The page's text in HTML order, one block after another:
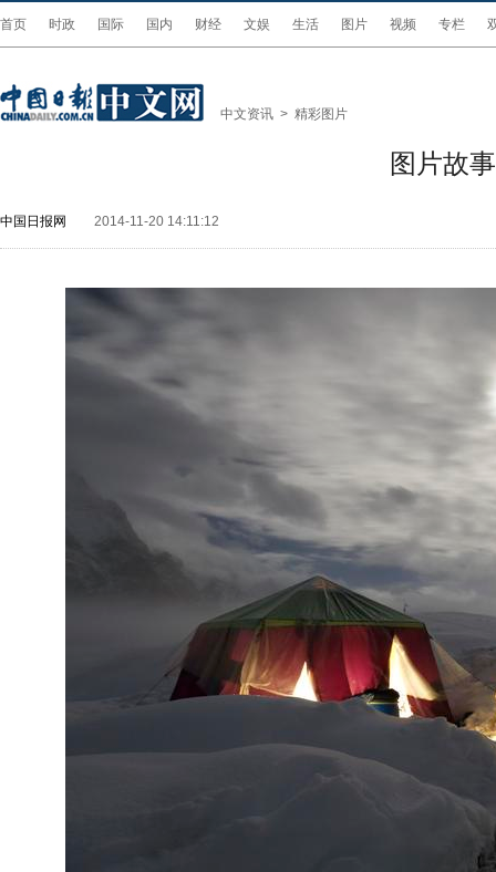
首页 时政 国际 国内 财经 文娱 生活 图片 视频 专栏
中文资讯 > 精彩图片
图片故
中国日报网 2014-11-20 14:11:12